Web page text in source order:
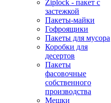
Ziplock - пакет с
застежкой
Пакеты-майки
Гофроящики
Пакеты для мусора
Коробки для
десертов
Пакеты
фасовочные
собственного
производства
Мешки